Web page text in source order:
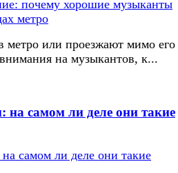
метро или проезжают мимо его
на музыкантов, к...
на самом ли деле они такие